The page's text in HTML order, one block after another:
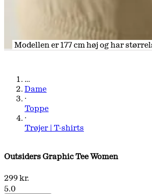
Modellen er 177 cm høj og har
Modellen er 177 cm høj og har
Modellen er 177 cm høj og har
Modellen er 177 cm høj og har
…
Dame
·
Toppe
·
Trøjer | T-shirts
Outsiders Graphic Tee Women
299 kr.
5.0